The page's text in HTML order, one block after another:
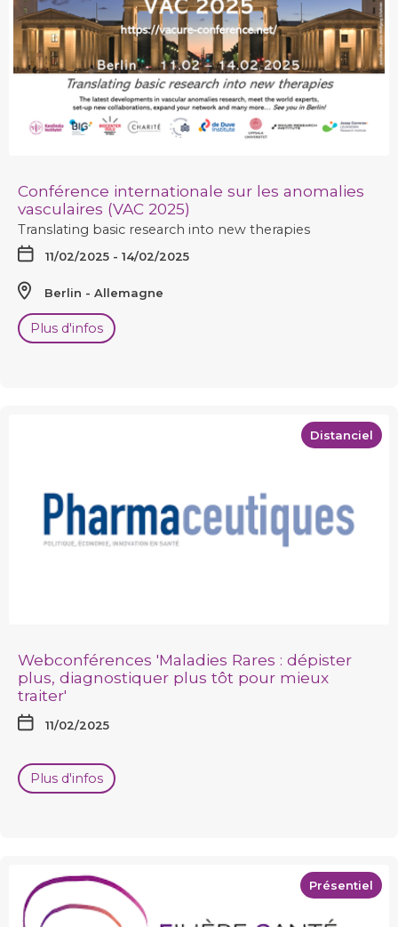
Conférence internationale sur les anomalies
vasculaires (VAC 2025)
Translating basic research into new therapies
11/02/2025 - 14/02/2025
Berlin Allemagne
Plus d'infos
Distanciel
Webconférences 'Maladies Rares : dépister
plus, diagnostiquer plus tôt pour mieux
traiter'
11/02/2025
Plus d'infos
Présentiel